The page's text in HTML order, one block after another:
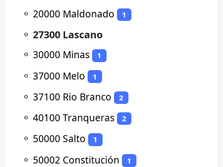
⚬ 20000 Maldonado 1
⚬ 27300 Lascano
⚬ 30000 Minas 1
⚬ 37000 Melo 1
⚬ 37100 Rio Branco 2
⚬ 40100 Tranqueras 2
⚬ 50000 Salto 1
⚬ 50002 Constitución 1